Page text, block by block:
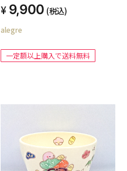
9,900 (税込)
alegre
一定額以上購入で送料無料